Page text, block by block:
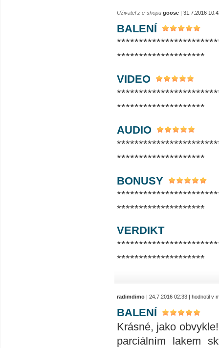
Uživatel z e-shopu goose | 31.7.2016
BALENÍ
********************
VIDEO
********************
AUDIO
********************
BONUSY
********************
VERDIKT
********************
radimdimo | 24.7.2016 02:33 | hodnotil v
BALENÍ
Krásné, jako
parciálním lakem